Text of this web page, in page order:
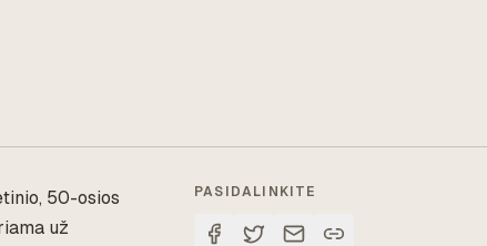
50-osios
už
PASIDALINKITE